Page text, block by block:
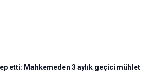
etti: Mahkemeden 3 aylık geçici mühlet